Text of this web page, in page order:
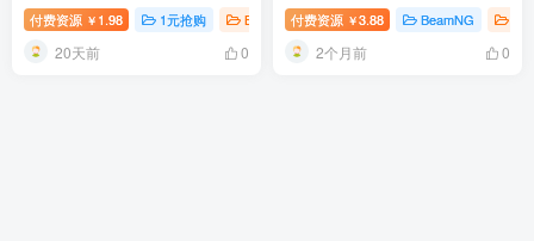
付费资源 ￥ 1.98 1元抢购 BeamNG BeamNG飞机
20天前 0
付费资源 ￥3.88 BeamNG
2个月前 0